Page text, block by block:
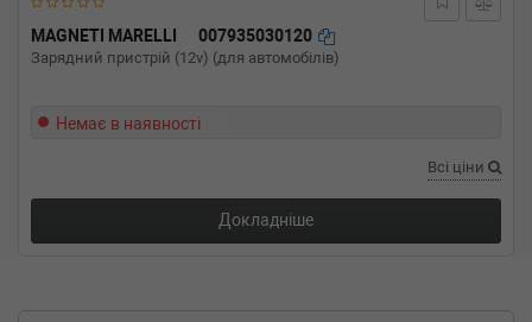
MAGNETI MARELLI 007935030120
Зарядний пристрій (12v) (для автомобілів)
Немає в наявності
Всі ціни
Докладніше